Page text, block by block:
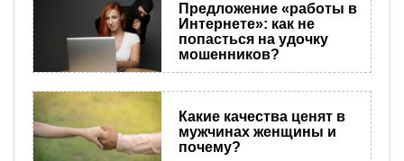
Предложение «работы в
Интернете»: как не
попасться на удочку
мошенников?
Какие качества ценят в
мужчинах женщины и
почему?